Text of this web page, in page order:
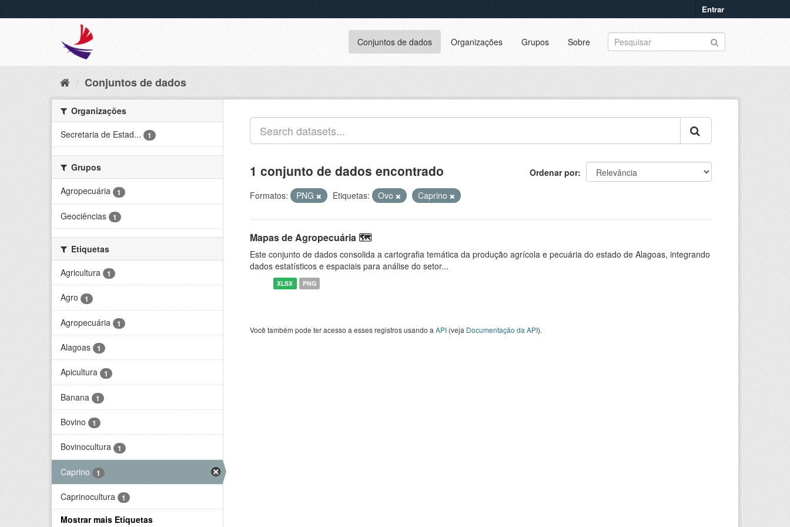
Entrar
Conjuntos de dados Organizações Grupos Sobre
Conjuntos de dados
Organizações
Secretaria de Estad...
1
Grupos
Agropecuária
1
Geociências 1
Etiquetas
Agricultura
1
Agro 1
Agropecuária 1
Alagoas 1
Apicultura 1
Banana 1
Bovino 1
Bovinocultura 1
Caprino 1
Caprinocultura 1
Mostrar mais Etiquetas
Ordenar por
1 conjunto de dados encontrado
Formatos: PNG Etiquetas: Ovo Caprino
Mapas de Agropecuária 🗺️
Este conjunto de dados consolida a cartografia temática da produção agrícola e pecuária do estado de Alagoas, integrando
dados estatísticos e espaciais para análise do setor...
XLSX PNG
Você também pode ter acesso a esses registros usando a API (veja Documentação da API).